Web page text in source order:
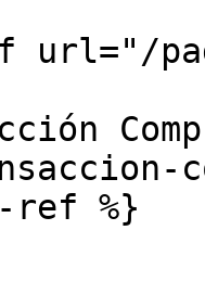
ref %}